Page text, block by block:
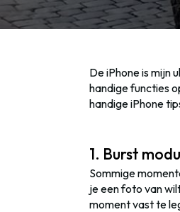
De iPhone is mijn
handige functies
handige iPhone
1. Burst
Sommige
je een foto van
moment vast te